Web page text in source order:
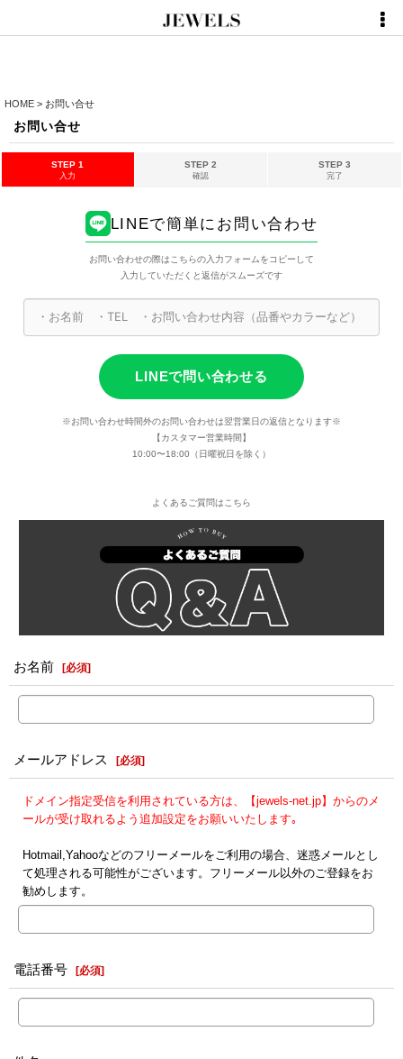
HOME > お問い合せ
お問い合せ
STEP 1
入力
STEP 2
確認
STEP 3
完了
LINEで簡単にお問い合わせ
お問い合わせの際はこちらの入力フォームをコピーして
入力していただくと返信がスムーズです
LINEで問い合わせる
※お問い合わせ時間外のお問い合わせは翌営業日の返信となります※
【カスタマー営業時間】
10:00〜18:00（日曜祝日を除く）
よくあるご質問はこちら
お名前 [必須]
メールアドレス [必須]
ドメイン指定受信を利用されている方は、【jewels-net.jp】からのメ
ールが受け取れるよう追加設定をお願いいたします｡
Hotmail,Yahooなどのフリーメールをご利用の場合、迷惑メールとし
て処理される可能性がございます。フリーメール以外のご登録をお
勧めします。
電話番号 [必須]